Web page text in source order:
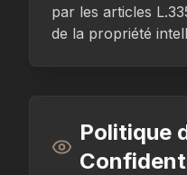
par les articles
de la propriété
Politique